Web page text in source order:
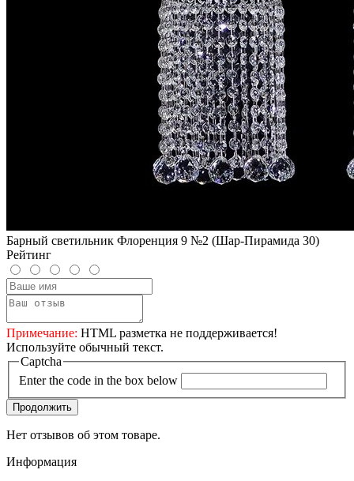
Барный светильник Флоренция 9 №2 (Шар-Пирамида 30)
Рейтинг
Примечание: HTML разметка не поддерживается!
Используйте обычный текст.
Captcha
Enter the code in the box below
Продолжить
Нет отзывов об этом товаре.
Информация